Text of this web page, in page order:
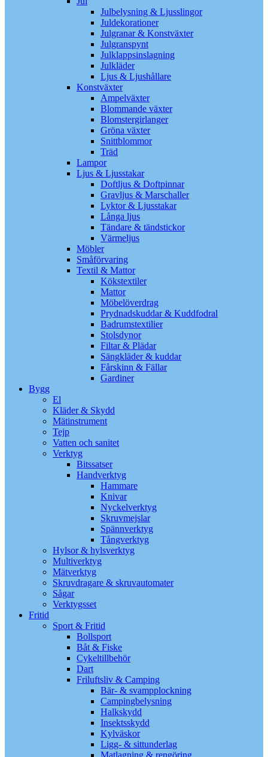
Julbelysning & Ljusslingor
Juldekorationer
Julgranar & Konstväxter
Julgranspynt
Julklappsinslagning
Julkläder
Ljus & Ljushållare
Konstväxter
Ampelväxter
Blommande växter
Blomstergirlanger
Gröna växter
Snittblommor
Träd
Lampor
Ljus & Ljusstakar
Doftljus & Doftpinnar
Gravljus & Marschaller
Lyktor & Ljusstakar
Långa ljus
Tändare & tändstickor
Värmeljus
Möbler
Småförvaring
Textil & Mattor
Kökstextiler
Mattor
Möbelöverdrag
Prydnadskuddar & Kuddfodral
Badrumstextilier
Stolsdynor
Filtar & Plädar
Sängkläder & kuddar
Fårskinn & Fällar
Gardiner
Bygg
El
Kläder & Skydd
Mätinstrument
Tejp
Vatten och sanitet
Verktyg
Bitssatser
Handverktyg
Hammare
Knivar
Nyckelverktyg
Skruvmejslar
Spännverktyg
Tångverktyg
Hylsor & hylsverktyg
Multiverktyg
Mätverktyg
Skruvdragare & skruvautomater
Sågar
Verktygsset
Fritid
Sport & Fritid
Bollsport
Båt & Fiske
Cykeltillbehör
Dart
Friluftsliv & Camping
Bär- & svampplockning
Campingbelysning
Halkskydd
Insektsskydd
Kylväskor
Ligg- & sittunderlag
Matlagning & rengöring